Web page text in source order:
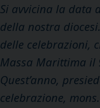
Si avvicina la data
della nostra
delle celebrazioni,
Massa Marittima il
Quest’anno,
celebrazione,